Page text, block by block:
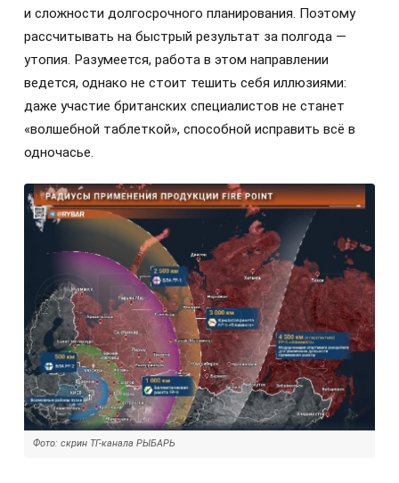
и сложности долгосрочного планирования. Поэтому
рассчитывать на быстрый результат за полгода —
утопия. Разумеется, работа в этом направлении
ведется, однако не стоит тешить себя иллюзиями:
даже участие британских специалистов не станет
«волшебной таблеткой», способной исправить всё в
одночасье.
Фото: скрин ТГ-канала РЫБАРЬ